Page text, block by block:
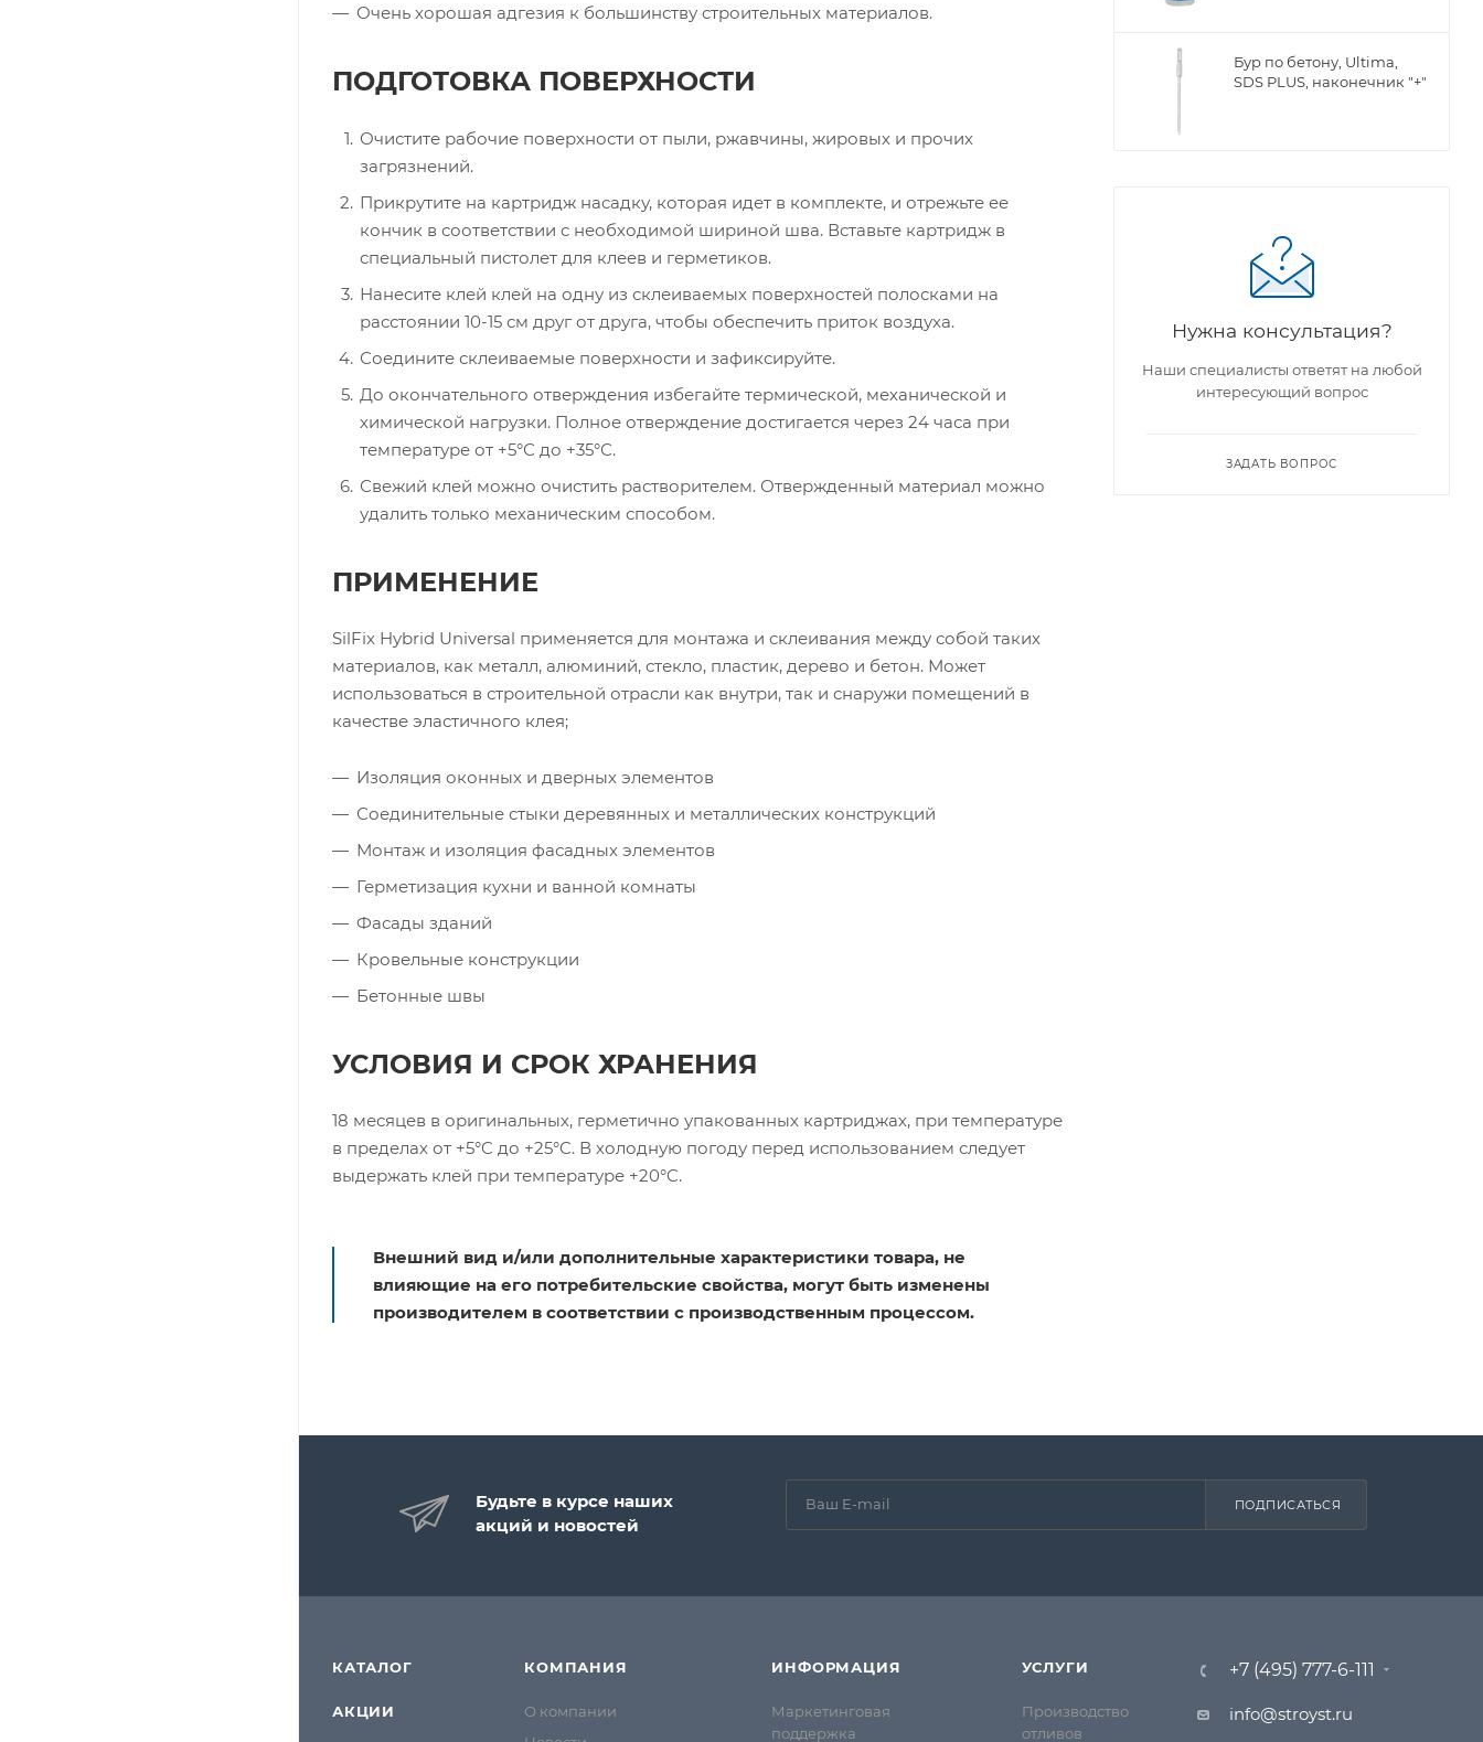
Очень хорошая адгезия к большинству строительных материалов.
ПОДГОТОВКА ПОВЕРХНОСТИ
Очистите рабочие поверхности от пыли, ржавчины, жировых и прочих
загрязнений.
Прикрутите на картридж насадку, которая идет в комплекте, и отрежьте ее
кончик в соответствии с необходимой шириной шва. Вставьте картридж в
специальный пистолет для клеев и герметиков.
Нанесите клей клей на одну из склеиваемых поверхностей полосками на
расстоянии 10-15 см друг от друга, чтобы обеспечить приток воздуха.
Соедините склеиваемые поверхности и зафиксируйте.
До окончательного отверждения избегайте термической, механической и
химической нагрузки. Полное отверждение достигается через 24 часа при
температуре от +5°С до +35°С.
Свежий клей можно очистить растворителем. Отвержденный материал можно
удалить только механическим способом.
ПРИМЕНЕНИЕ
SilFix Hybrid Universal применяется для монтажа и склеивания между собой таких
материалов, как металл, алюминий, стекло, пластик, дерево и бетон. Может
использоваться в строительной отрасли как внутри, так и снаружи помещений в
качестве эластичного клея;
Изоляция оконных и дверных элементов
Соединительные стыки деревянных и металлических конструкций
Монтаж и изоляция фасадных элементов
Герметизация кухни и ванной комнаты
Фасады зданий
Кровельные конструкции
Бетонные швы
УСЛОВИЯ И СРОК ХРАНЕНИЯ
18 месяцев в оригинальных, герметично упакованных картриджах, при температуре
в пределах от +5°C до +25°C. В холодную погоду перед использованием следует
выдержать клей при температуре +20°C.
Внешний вид и/или дополнительные характеристики товара, не
влияющие на его потребительские свойства, могут быть изменены
производителем в соответствии с производственным процессом.
Бур по бетону, Ultima,
SDS PLUS, наконечник "+"
Нужна консультация?
Наши специалисты ответят на любой
интересующий вопрос
ЗАДАТЬ ВОПРОС
Будьте в курсе наших
акций и новостей
ПОДПИСАТЬСЯ
КАТАЛОГ
АКЦИИ
КОМПАНИЯ
О компании
ИНФОРМАЦИЯ
Маркетинговая
поддержка
УСЛУГИ
Производство
отливов
+7 (495) 777-6-111
info@stroyst.ru